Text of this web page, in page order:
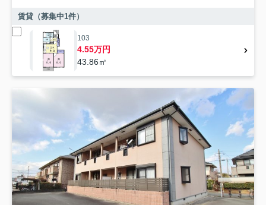
賃貸（募集中1件）
103
4.55万円
43.86㎡